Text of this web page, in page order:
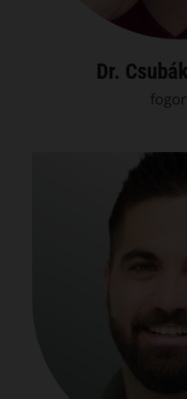
Dr.